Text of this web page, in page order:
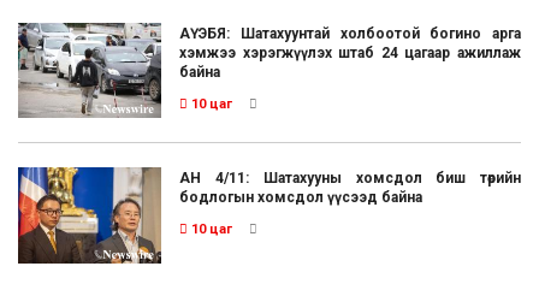
АҮЭБЯ: Шатахуунтай холбоотой богино арга
хэмжээ хэрэгжүүлэх штаб 24 цагаар ажиллаж
байна
10 цаг
АН 4/11: Шатахууны хомсдол биш төрийн
бодлогын хомсдол үүсээд байна
10 цаг